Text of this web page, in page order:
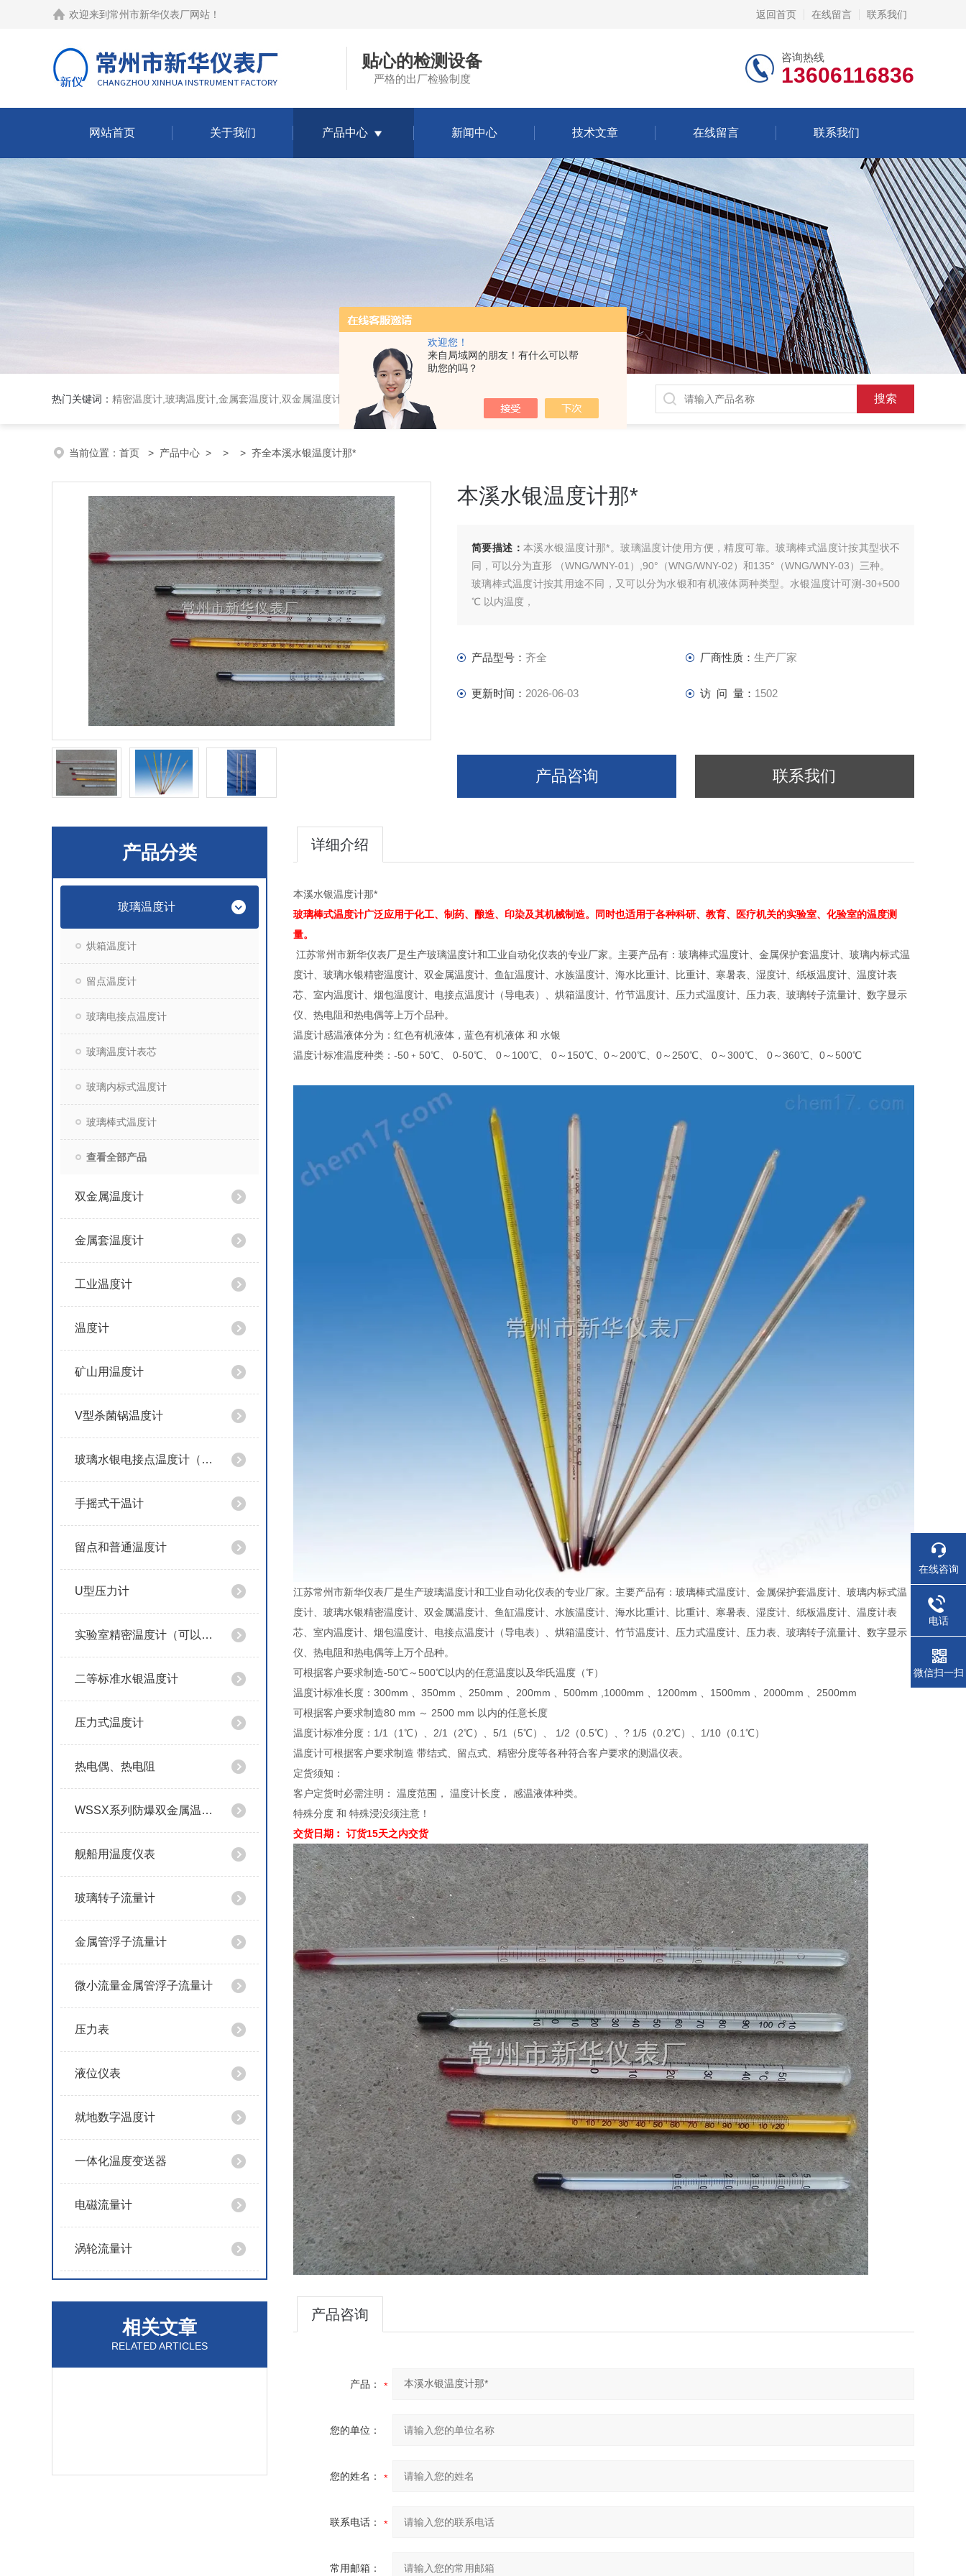
欢迎您！
来自局域网的朋友！有什么可以帮
助您的吗？
欢迎来到 常州市新华仪表厂网站 ！ 返回首页 在线留言 联系我们
贴心的检测设备
严格的出厂检验制度
咨询热线
13606116836
网站首页 关于我们 产品中心 新闻中心 技术文章 在线留言 联系我们
热门关键词： 精密温度计,玻璃温度计,金属套温度计,双金属温度计,水银温度计
当前位置： 首页 > 产品中心 > > > 齐全本溪水银温度计那*
本溪水银温度计那*
简要描述：本溪水银温度计那*。玻璃温度计使用方便，精度可靠。玻璃棒式温度计按其型状不
同，可以分为直形 （WNG/WNY-01）,90°（WNG/WNY-02）和135°（WNG/WNY-03）三种。
玻璃棒式温度计按其用途不同，又可以分为水银和有机液体两种类型。水银温度计可测-30+500
℃ 以内温度，
产品型号： 齐全 厂商性质： 生产厂家
更新时间： 2026-06-03 访 问 量： 1502
产品咨询 联系我们
产品分类
玻璃温度计
烘箱温度计
留点温度计
玻璃电接点温度计
玻璃温度计表芯
玻璃内标式温度计
玻璃棒式温度计
查看全部产品
双金属温度计
金属套温度计
工业温度计
温度计
矿山用温度计
V型杀菌锅温度计
玻璃水银电接点温度计（导电表）
手摇式干温计
留点和普通温度计
U型压力计
实验室精密温度计（可以定制特殊规格）
二等标准水银温度计
压力式温度计
热电偶、热电阻
WSSX系列防爆双金属温度计
舰船用温度仪表
玻璃转子流量计
金属管浮子流量计
微小流量金属管浮子流量计
压力表
液位仪表
就地数字温度计
一体化温度变送器
电磁流量计
涡轮流量计
相关文章
RELATED ARTICLES
详细介绍
本溪水银温度计那*
玻璃棒式温度计广泛应用于化工、制药、酿造、印染及其机械制造。同时也适用于各种科研、教育、医疗机关的实验室、化验室的温度测
量。
江苏常州市新华仪表厂是生产玻璃温度计和工业自动化仪表的专业厂家。主要产品有：玻璃棒式温度计、金属保护套温度计、玻璃内标式温
度计、玻璃水银精密温度计、双金属温度计、鱼缸温度计、水族温度计、海水比重计、比重计、寒暑表、湿度计、纸板温度计、温度计表
芯、室内温度计、烟包温度计、电接点温度计（导电表）、烘箱温度计、竹节温度计、压力式温度计、压力表、玻璃转子流量计、数字显示
仪、热电阻和热电偶等上万个品种。
温度计感温液体分为：红色有机液体，蓝色有机液体 和 水银
温度计标准温度种类：-50﹢50℃、 0-50℃、 0～100℃、 0～150℃、0～200℃、0～250℃、 0～300℃、 0～360℃、0～500℃
江苏常州市新华仪表厂是生产玻璃温度计和工业自动化仪表的专业厂家。主要产品有：玻璃棒式温度计、金属保护套温度计、玻璃内标式温
度计、玻璃水银精密温度计、双金属温度计、鱼缸温度计、水族温度计、海水比重计、比重计、寒暑表、湿度计、纸板温度计、温度计表
芯、室内温度计、烟包温度计、电接点温度计（导电表）、烘箱温度计、竹节温度计、压力式温度计、压力表、玻璃转子流量计、数字显示
仪、热电阻和热电偶等上万个品种。
可根据客户要求制造-50℃～500℃以内的任意温度以及华氏温度（℉）
温度计标准长度：300mm 、350mm 、250mm 、200mm 、500mm ,1000mm 、1200mm 、1500mm 、2000mm 、2500mm
可根据客户要求制造80 mm ～ 2500 mm 以内的任意长度
温度计标准分度：1/1（1℃）、2/1（2℃）、5/1（5℃）、 1/2（0.5℃）、? 1/5（0.2℃）、1/10（0.1℃）
温度计可根据客户要求制造 带结式、留点式、精密分度等各种符合客户要求的测温仪表。
定货须知：
客户定货时必需注明： 温度范围， 温度计长度， 感温液体种类。
特殊分度 和 特殊浸没须注意！
交货日期︰ 订货15天之内交货
产品咨询
产品：
您的单位：
您的姓名：
联系电话：
常用邮箱：
在线咨询
电话
微信扫一扫